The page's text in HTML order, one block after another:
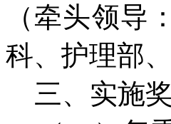
（牵头领导
科、护理部
三、实施